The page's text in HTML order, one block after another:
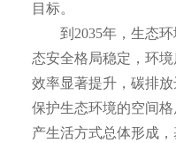
目标。
到2035年，生态环
态安全格局稳定，环
效率显著提升，碳排
保护生态环境的空间
产生活方式总体形成，